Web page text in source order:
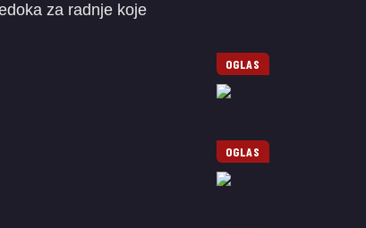
za radnje koje
OGLAS
OGLAS